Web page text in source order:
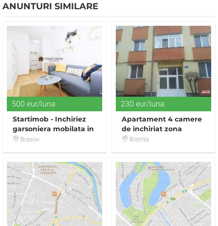
ANUNTURI SIMILARE
500 eur/luna
Startimob - Inchiriez
garsoniera mobilata in
regim hotelier zona
Brasov
230 eur/luna
Apartament 4 camere
de inchiriat zona
Kauflandul de jos.
Bistrita